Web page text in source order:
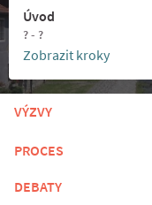
Úvod
? - ?
Zobrazit kroky
VÝZVY
PROCES
DEBATY